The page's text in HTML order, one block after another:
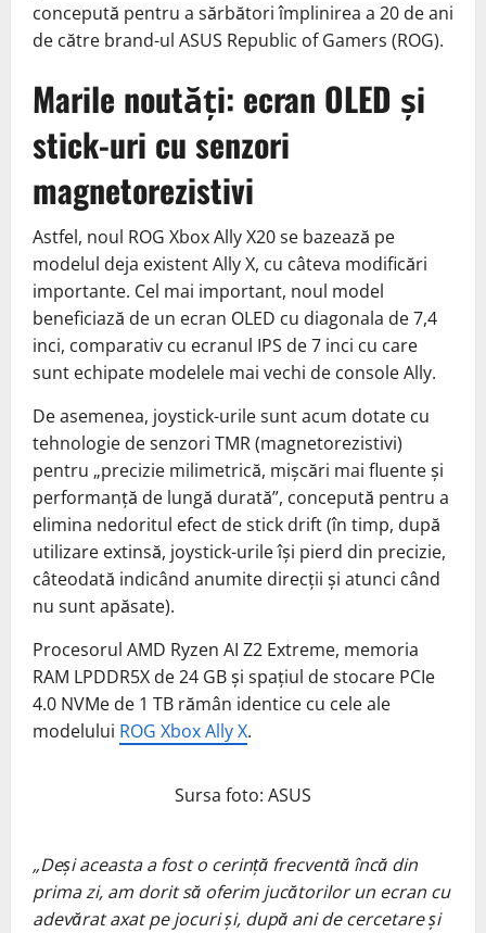
concepută pentru a sărbători împlinirea a 20 de ani
de către brand-ul ASUS Republic of Gamers (ROG).
Marile noutăți: ecran OLED și
stick-uri cu senzori
magnetorezistivi
Astfel, noul ROG Xbox Ally X20 se bazează pe
modelul deja existent Ally X, cu câteva modificări
importante. Cel mai important, noul model
beneficiază de un ecran OLED cu diagonala de 7,4
inci, comparativ cu ecranul IPS de 7 inci cu care
sunt echipate modelele mai vechi de console Ally.
De asemenea, joystick-urile sunt acum dotate cu
tehnologie de senzori TMR (magnetorezistivi)
pentru „precizie milimetrică, mișcări mai fluente și
performanță de lungă durată”, concepută pentru a
elimina nedoritul efect de stick drift (în timp, după
utilizare extinsă, joystick-urile își pierd din precizie,
câteodată indicând anumite direcții și atunci când
nu sunt apăsate).
Procesorul AMD Ryzen AI Z2 Extreme, memoria
RAM LPDDR5X de 24 GB și spațiul de stocare PCIe
4.0 NVMe de 1 TB rămân identice cu cele ale
modelului ROG Xbox Ally X.
Sursa foto: ASUS
„Deși aceasta a fost o cerință frecventă încă din
prima zi, am dorit să oferim jucătorilor un ecran cu
adevărat axat pe jocuri și, după ani de cercetare și